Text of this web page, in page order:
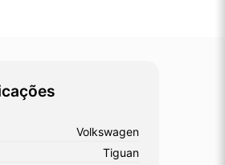
Volkswagen
Tiguan